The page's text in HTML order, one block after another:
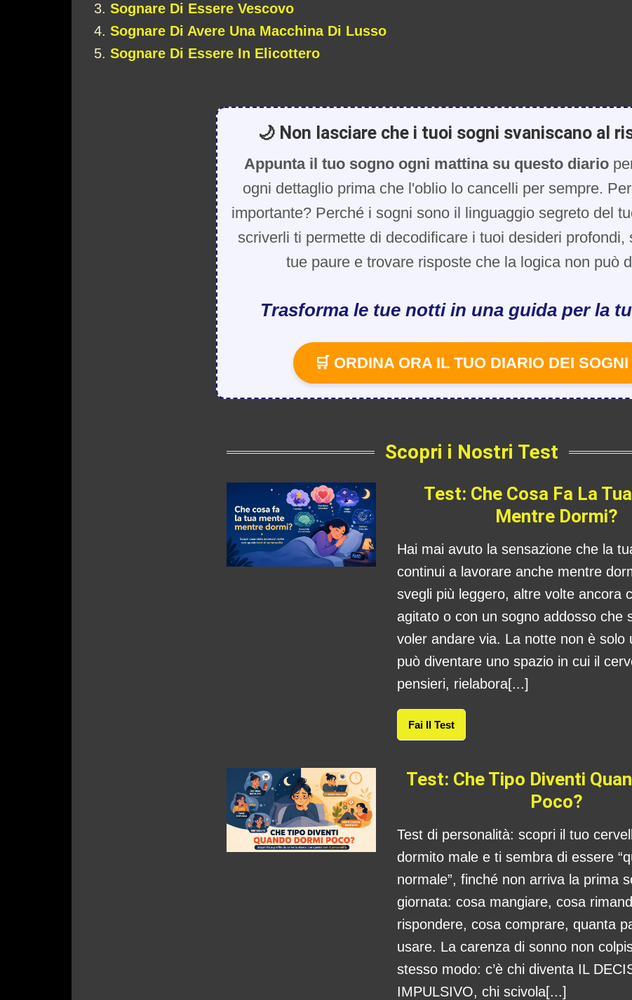
Sognare Di Essere Vescovo
Sognare Di Avere Una Macchina Di Lusso
Sognare Di Essere In Elicottero
🌙 Non lasciare che i tuoi sogni svaniscano al
Appunta il tuo sogno ogni mattina su questo diario
ogni dettaglio prima che l'oblio lo cancelli per sempre.
importante? Perché i sogni sono il linguaggio segreto del
scriverli ti permette di decodificare i tuoi desideri profondi,
tue paure e trovare risposte che la logica non può
Trasforma le tue notti in una guida per la
🛒 ORDINA ORA IL TUO DIARIO DEI SOGNI
Scopri i Nostri Test
Test: Che Cosa Fa La
Mentre Dormi?
Hai mai avuto la sensazione che la
continui a lavorare anche mentre
svegli più leggero, altre volte ancora
agitato o con un sogno addosso che
voler andare via. La notte non è solo
può diventare uno spazio in cui il
pensieri, rielabora[...]
Fai Il Test
Test: Che Tipo Diventi
Poco?
Test di personalità: scopri il tuo
dormito male e ti sembra di essere
normale”, finché non arriva la prima
giornata: cosa mangiare, cosa
rispondere, cosa comprare, quanta
usare. La carenza di sonno non
stesso modo: c’è chi diventa IL
IMPULSIVO, chi scivola[...]